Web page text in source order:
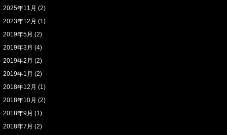
2025年11月 (2)
2023年12月 (1)
2019年5月 (2)
2019年3月 (4)
2019年2月 (2)
2019年1月 (2)
2018年12月 (1)
2018年10月 (2)
2018年9月 (1)
2018年7月 (2)